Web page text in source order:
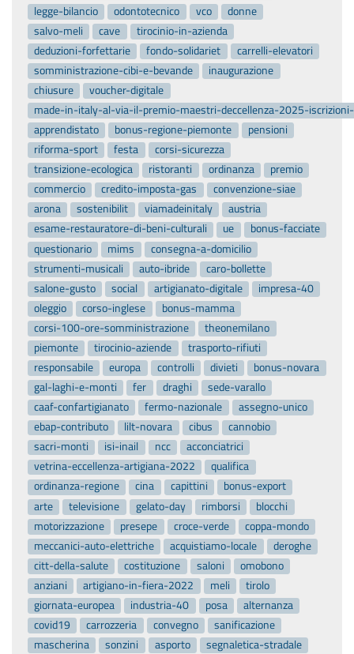
legge-bilancio
odontotecnico vco
donne
salvo-meli
cave
tirocinio-in-azienda
deduzioni-forfettarie
fondo-solidariet
carrelli-elevatori
somministrazione-cibi-e-bevande
inaugurazione
chiusure
voucher-digitale
made-in-italy-al-via-il-premio-maestri-deccellenza-2025-
apprendistato
bonus-regione-piemonte
pensioni
riforma-sport
festa
corsi-sicurezza
transizione-ecologica
ristoranti ordinanza
premio
commercio
credito-imposta-gas
convenzione-siae
arona
sostenibilit viamadeinitaly
austria
esame-restauratore-di-beni-culturali
ue
bonus-facciate
questionario
mims
consegna-a-domicilio
strumenti-musicali
auto-ibride
caro-bollette
salone-gusto
social artigianato-digitale
impresa-40
oleggio
corso-inglese
bonus-mamma
corsi-100-ore-somministrazione
theonemilano
piemonte
tirocinio-aziende
trasporto-rifiuti
responsabile
europa controlli divieti
bonus-novara
gal-laghi-e-monti
fer draghi
sede-varallo
caaf-confartigianato
fermo-nazionale
assegno-unico
ebap-contributo
lilt-novara cibus
cannobio
sacri-monti
isi-inail ncc
acconciatrici
vetrina-eccellenza-artigiana-2022
qualifica
ordinanza-regione
cina capittini
bonus-export
arte
televisione gelato-day rimborsi
blocchi
motorizzazione
presepe croce-verde
coppa-mondo
meccanici-auto-elettriche
acquistiamo-locale
deroghe
citt-della-salute
costituzione saloni
omobono
anziani
artigiano-in-fiera-2022 meli
tirolo
giornata-europea
industria-40 posa
alternanza
covid19
carrozzeria convegno
sanificazione
mascherina
sonzini asporto
segnaletica-stradale